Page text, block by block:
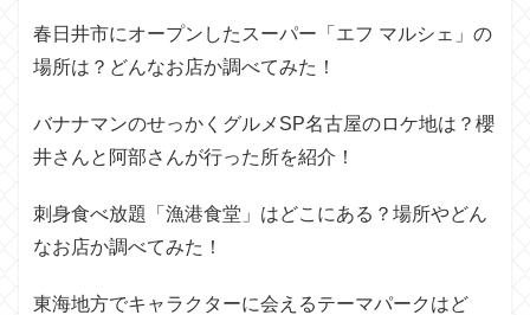
春日井市にオープンしたスーパー「エフ マルシェ」の
場所は？どんなお店か調べてみた！
バナナマンのせっかくグルメSP名古屋のロケ地は？櫻
井さんと阿部さんが行った所を紹介！
刺身食べ放題「漁港食堂」はどこにある？場所やどん
なお店か調べてみた！
東海地方でキャラクターに会えるテーマパークはど